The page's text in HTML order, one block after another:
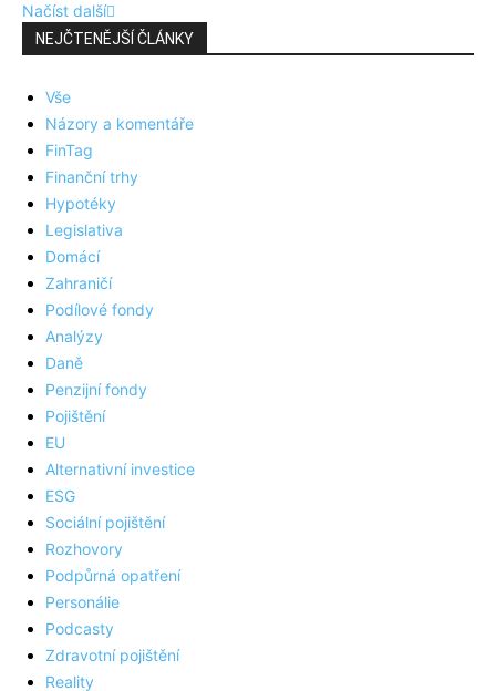
Načíst další
NEJČTENĚJŠÍ ČLÁNKY
Vše
Názory a komentáře
FinTag
Finanční trhy
Hypotéky
Legislativa
Domácí
Zahraničí
Podílové fondy
Analýzy
Daně
Penzijní fondy
Pojištění
EU
Alternativní investice
ESG
Sociální pojištění
Rozhovory
Podpůrná opatření
Personálie
Podcasty
Zdravotní pojištění
Reality